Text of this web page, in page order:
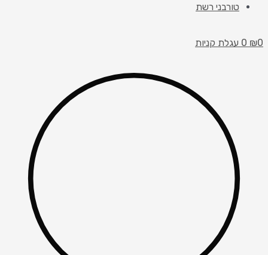
טורבני רשת
₪0
0 עגלת קניות